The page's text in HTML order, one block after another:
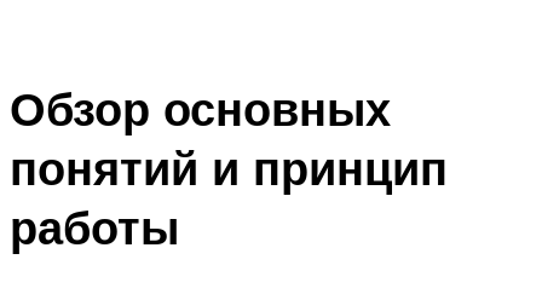
Обзор основных
понятий и принцип
работы